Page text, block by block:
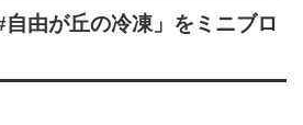
自由が丘の冷凍」 をミニブロ